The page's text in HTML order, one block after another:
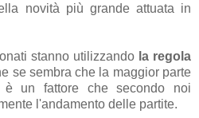
novità più grande attuata in
stanno utilizzando la regola
se sembra che la maggior parte
è un fattore che secondo noi
l'andamento delle partite.